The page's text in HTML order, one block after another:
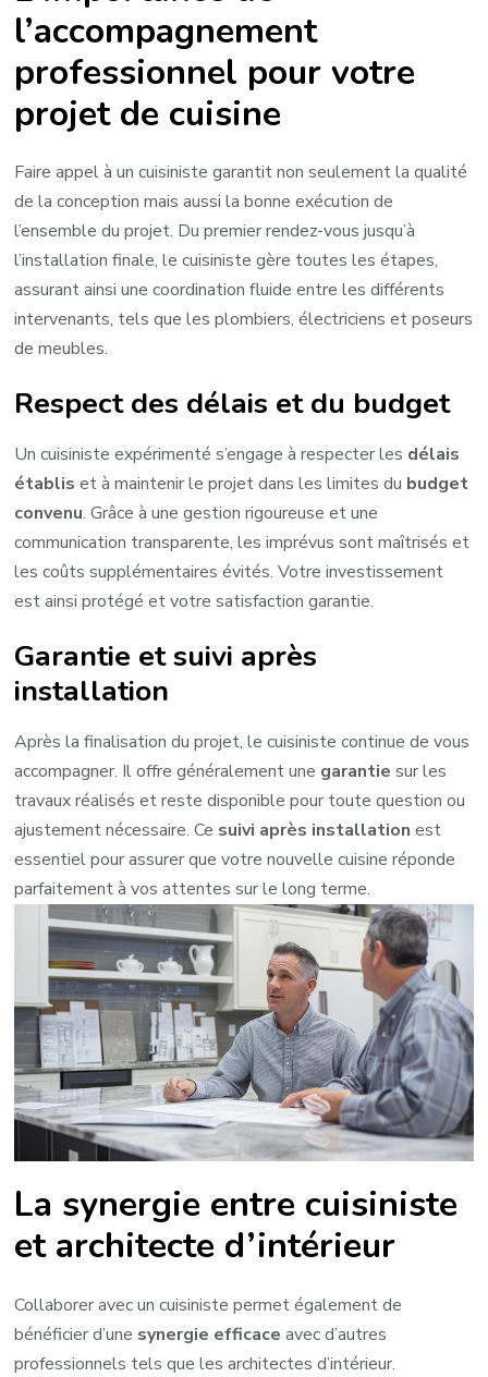
l’accompagnement
professionnel pour votre
projet de cuisine
Faire appel à un cuisiniste garantit non seulement la qualité
de la conception mais aussi la bonne exécution de
l’ensemble du projet. Du premier rendez-vous jusqu’à
l’installation finale, le cuisiniste gère toutes les étapes,
assurant ainsi une coordination fluide entre les différents
intervenants, tels que les plombiers, électriciens et poseurs
de meubles.
Respect des délais et du budget
Un cuisiniste expérimenté s’engage à respecter les délais
établis et à maintenir le projet dans les limites du budget
convenu. Grâce à une gestion rigoureuse et une
communication transparente, les imprévus sont maîtrisés et
les coûts supplémentaires évités. Votre investissement
est ainsi protégé et votre satisfaction garantie.
Garantie et suivi après
installation
Après la finalisation du projet, le cuisiniste continue de vous
accompagner. Il offre généralement une garantie sur les
travaux réalisés et reste disponible pour toute question ou
ajustement nécessaire. Ce suivi après installation est
essentiel pour assurer que votre nouvelle cuisine réponde
parfaitement à vos attentes sur le long terme.
La synergie entre cuisiniste
et architecte d’intérieur
Collaborer avec un cuisiniste permet également de
bénéficier d’une synergie efficace avec d’autres
professionnels tels que les architectes d’intérieur.